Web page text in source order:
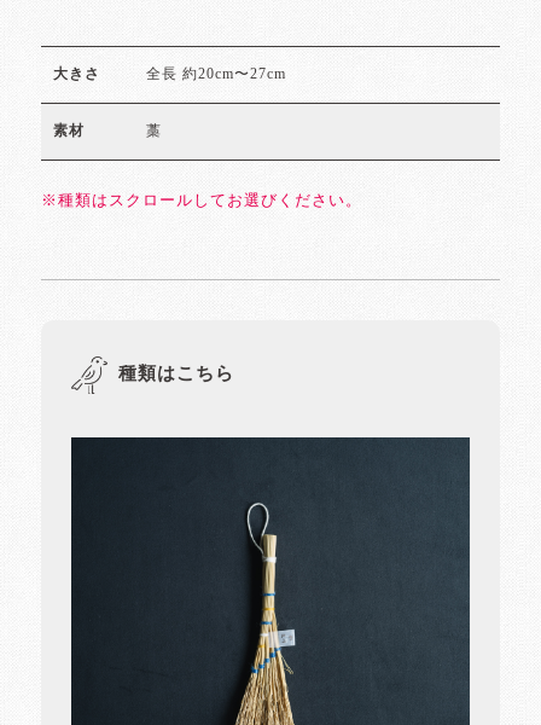
大きさ 全長 約20cm〜27cm
素材 藁
※種類はスクロールしてお選びください。
種類はこちら